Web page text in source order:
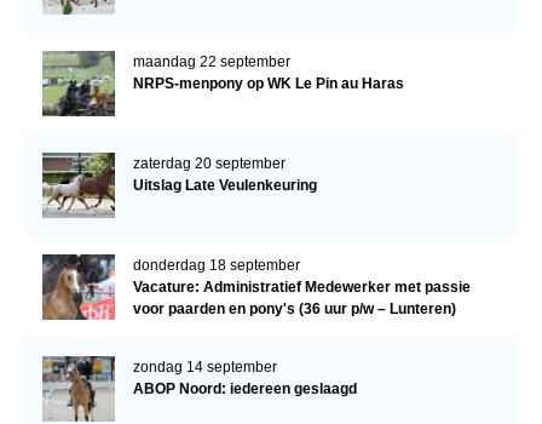
maandag 22 september
NRPS-menpony op WK Le Pin au Haras
zaterdag 20 september
Uitslag Late Veulenkeuring
donderdag 18 september
Vacature: Administratief Medewerker met passie
voor paarden en pony's (36 uur p/w – Lunteren)
zondag 14 september
ABOP Noord: iedereen geslaagd